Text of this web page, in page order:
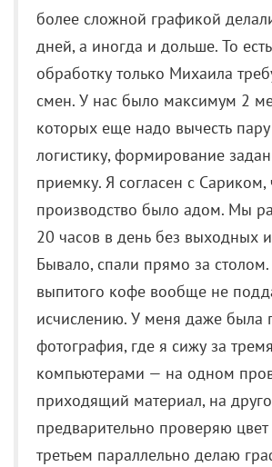
логистику, формирование
приемку. Я согласен с Сариком,
производство было адом. Мы
20 часов в день без выходных и
Бывало, спали прямо за столом.
выпитого кофе вообще не
исчислению. У меня даже была
фотография, где я сижу за тремя
компьютерами — на одном
приходящий материал, на
предварительно проверяю цвет
третьем параллельно делаю
на крыше. Все мы тогда
настоящий подвиг. Всем
низкий поклон».